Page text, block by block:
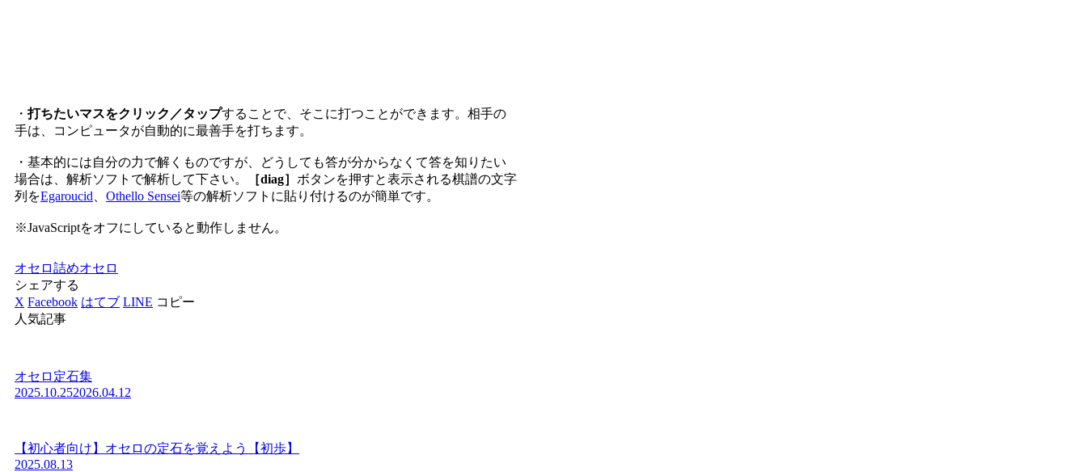
・打ちたいマスをクリック／タップすることで、そこに打つことができます。相手の
手は、コンピュータが自動的に最善手を打ちます。
・基本的には自分の力で解くものですが、どうしても答が分からなくて答を知りたい
場合は、解析ソフトで解析して下さい。
［diag］ ボタンを押すと表示される棋譜の文字
列をEgaroucid Othello Sensei等の解析ソフトに貼り付けるのが簡単です。
※JavaScriptをオフにしていると動作しません。
オセロ詰めオセロ
シェアする
X Facebook はてブ LINE コピー
人気記事
オセロ定石集
2025.10.252026.04.12
【初心者向け】オセロの定石を覚えよう【初歩】
2025.08.13